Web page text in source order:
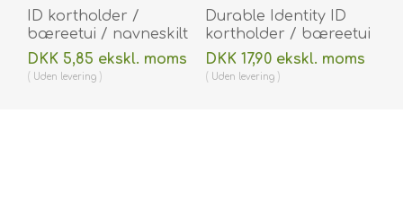
ID kortholder /
bæreetui / navneskilt
hård plast lang og
kort side
(vandret/horisontal/landscape
DKK 5,85 ekskl. moms
Uden levering
Durable Identity ID
kortholder / bæreetui
/ navneskilt hård plast
transparent /
gennemsigtig
DKK 17,90 ekskl. moms
Uden levering